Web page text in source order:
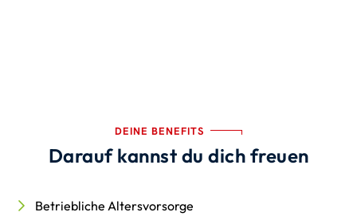
DEINE BENEFITS
Darauf kannst du dich freuen
Betriebliche Altersvorsorge